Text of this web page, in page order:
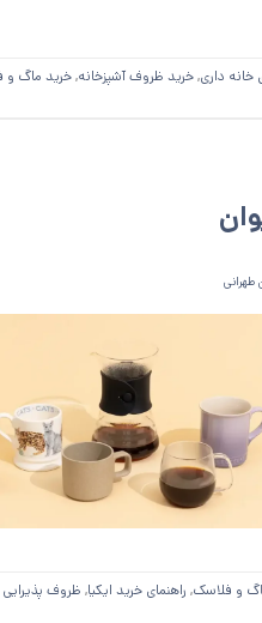
خانه داری,خرید ظروف آشپزخانه,خرید ماگ و
طهرانی
و فلاسک, راهنمای خرید ایکیا, ظروف پذیرایی